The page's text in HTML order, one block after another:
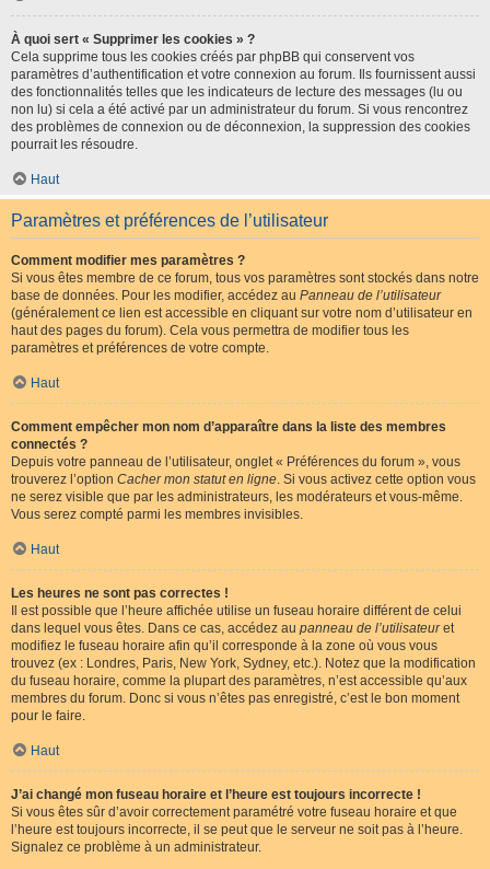
À quoi sert « Supprimer les cookies » ?
Cela supprime tous les cookies créés par phpBB qui conservent vos
paramètres d’authentification et votre connexion au forum. Ils fournissent aussi
des fonctionnalités telles que les indicateurs de lecture des messages (lu ou
non lu) si cela a été activé par un administrateur du forum. Si vous rencontrez
des problèmes de connexion ou de déconnexion, la suppression des cookies
pourrait les résoudre.
Haut
Paramètres et préférences de l’utilisateur
Comment modifier mes paramètres ?
Si vous êtes membre de ce forum, tous vos paramètres sont stockés dans notre
base de données. Pour les modifier, accédez au Panneau de l’utilisateur
(généralement ce lien est accessible en cliquant sur votre nom d’utilisateur en
haut des pages du forum). Cela vous permettra de modifier tous les
paramètres et préférences de votre compte.
Haut
Comment empêcher mon nom d’apparaître dans la liste des membres
connectés ?
Depuis votre panneau de l’utilisateur, onglet « Préférences du forum », vous
trouverez l’option Cacher mon statut en ligne. Si vous activez cette option vous
ne serez visible que par les administrateurs, les modérateurs et vous-même.
Vous serez compté parmi les membres invisibles.
Haut
Les heures ne sont pas correctes !
Il est possible que l’heure affichée utilise un fuseau horaire différent de celui
dans lequel vous êtes. Dans ce cas, accédez au panneau de l’utilisateuret
modifiez le fuseau horaire afin qu’il corresponde à la zone où vous vous
trouvez (ex : Londres, Paris, New York, Sydney, etc.). Notez que la modification
du fuseau horaire, comme la plupart des paramètres, n’est accessible qu’aux
membres du forum. Donc si vous n’êtes pas enregistré, c’est le bon moment
pour le faire.
Haut
J’ai changé mon fuseau horaire et l’heure est toujours incorrecte !
Si vous êtes sûr d’avoir correctement paramétré votre fuseau horaire et que
l’heure est toujours incorrecte, il se peut que le serveur ne soit pas à l’heure.
Signalez ce problème à un administrateur.